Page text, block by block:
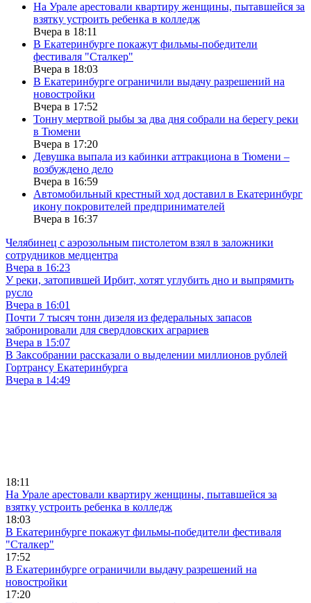
На Урале арестовали квартиру женщины, пытавшейся за
взятку устроить ребенка в колледж
Вчера в 18:11
В Екатеринбурге покажут фильмы-победители
фестиваля "Сталкер"
Вчера в 18:03
В Екатеринбурге ограничили выдачу разрешений на
новостройки
Вчера в 17:52
Тонну мертвой рыбы за два дня собрали на берегу реки
в Тюмени
Вчера в 17:20
Девушка выпала из кабинки аттракциона в Тюмени –
возбуждено дело
Вчера в 16:59
Автомобильный крестный ход доставил в Екатеринбург
икону покровителей предпринимателей
Вчера в 16:37
Челябинец с аэрозольным пистолетом взял в заложники
сотрудников медцентра
Вчера в 16:23
У реки, затопившей Ирбит, хотят углубить дно и выпрямить
русло
Вчера в 16:01
Почти 7 тысяч тонн дизеля из федеральных запасов
забронировали для свердловских аграриев
Вчера в 15:07
В Заксобрании рассказали о выделении миллионов рублей
Гортрансу Екатеринбурга
Вчера в 14:49
18:11
На Урале арестовали квартиру женщины, пытавшейся за
взятку устроить ребенка в колледж
18:03
В Екатеринбурге покажут фильмы-победители фестиваля
"Сталкер"
17:52
В Екатеринбурге ограничили выдачу разрешений на
новостройки
17:20